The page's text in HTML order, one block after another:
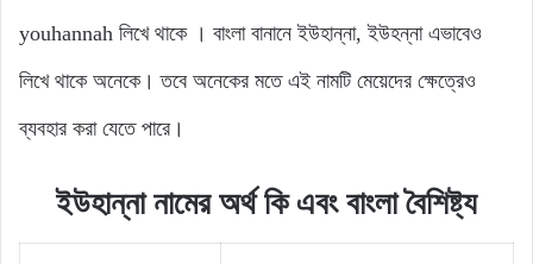
youhannah লিখে থাকে । বাংলা বানানে ইউহান্না, ইউহন্না এভাবেও
লিখে থাকে অনেকে। তবে অনেকের মতে এই নামটি মেয়েদের ক্ষেত্রেও
ব্যবহার করা যেতে পারে।
ইউহান্না নামের অর্থ কি এবং বাংলা বৈশিষ্ট্য